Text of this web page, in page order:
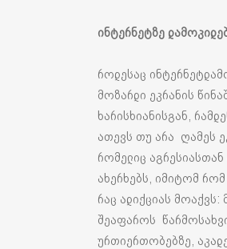
ინტერნეტზე
როდესაც
მოზარდი ეკრანის
ხარისხიანისგან,
ათევს თუ არა ღამეს
რომელიც აგრესიასთან
ახერხებს, იმიტომ რომ
რაც ადიქციას
შეაფაროს
ურთიერთობებზე,